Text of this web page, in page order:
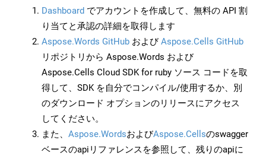
Dashboard でアカウントを作成して、無料の API 割
り当てと承認の詳細を取得します
Aspose.Words GitHub およびAspose.Cells GitHub
リポジトリから Aspose.Words および
Aspose.Cells Cloud SDK for ruby ソース コードを取
得して、SDK を自分でコンパイル/使用するか、別
のダウンロード オプションのリリースにアクセス
してください。
また、 Aspose.WordsおよびAspose.Cellsのswagger
ベースのapiリファレンスを参照して、残りのapiに